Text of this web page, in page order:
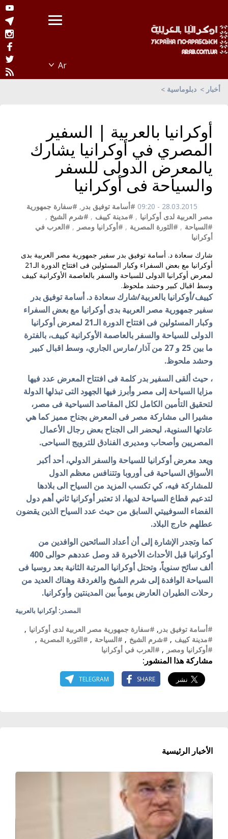
أخبار دبلوماسية
أوكرانيا بالعربية | السفير
المصري في أوكرانيا يشارك
يالمعرض الدولى للسفر
والسياحة فى أوكرانيا
28.03.2015 - 09:20 #أسامة توفيق بدر , #سفارة جمهورية
مصر العربية لدى أوكرانيا , #مدينة كييف , #شرم الشيخ ,
#السياحة , #الثورة المصرية , #أوكرانيا ومصر , #العرب في
أوكرانيا
شارك سعادة د. أسامة توفيق بدر سفير جمهورية مصر العربية بدى
أوكرانيا مع بعض السفراء وكبار المسئولين فى افتتاح الدورة الـ21
لمعرض أوكرانيا الدولى للسياحة والسفر بالعاصمة الأوكرانية كييف
وسط اقبال كبير وحشد ملحوظ.
كييف/أوكرانيا بالعربية/شارك سعادة د. أسامة توفيق بدر
سفير جمهورية مصر العربية بدى أوكرانيا مع بعض السفراء
وكبار المسئولين فى افتتاح الدورة الـ21 لمعرض أوكرانيا
الدولى للسياحة والسفر بالعاصمة الأوكرانية كييف، بالفترة
ما بين 25 و 27 من آذار/مارس الجاري، وسط اقبال كبير
وحشد ملحوظ.
، حيث ألقى السفير بدر كلمة فى افتتاح المعرض عدد فيها
مزايا السياحة إلى مصر وأبرز فيها الجهود التى تبذلها الدولة
لتحقيق التأمين الكامل لكل المقاصد السياحية فى مصر،
مشيرا الى مشاركة مصر فى المعرض بجناح مميز كما هي
عادتها السنوية، ليحضر الى الجناح بعض رجال الأعمال
المصريين وأصحاب ومديرى الفنادق للترويج السياحى.
ويعد معرض أوكرانيا للسياحة والسفر الدولي، أحد أكبر
الأسواق السياحية فى أوروبا وتتنافس معظم الدول
للمشاركة فيه، كي تكسب المزيد من السياح الى بلادها
لتدعيم قطاع السياحة لديها، اذ تعتبر أوكرانيا ثاني أهم دول
الفضاء السوفييتي السابق من حيث عدد السياح الذين يقضون
عطلهم خارج البلاد.
كما وتجدر الإشارة إلى أن أعداد السائحين الوافدين من
أوكرانيا قبل الأحداث الأخيرة قد وصل عددهم حوالى 400
ألف سائح سنوياً، وتحتل أوكرانيا المرتبة الثانية بعد روسيا فى
السياحة الوافدة إلى شرم الشيخ والغردقة وهناك العديد من
رحلات الطيران العارض يومياً بين المدينتين وأوكرانيا.
المصدر: أوكرانيا بالعربية
#أسامة توفيق بدر , #سفارة جمهورية مصر العربية لدى أوكرانيا ,
#مدينة كييف , #شرم الشيخ , #السياحة , #الثورة المصرية ,
#أوكرانيا ومصر , #العرب في أوكرانيا
مشاركة هذا المنشور:
SHARE
TELEGRAM
الأخبار الرئيسية